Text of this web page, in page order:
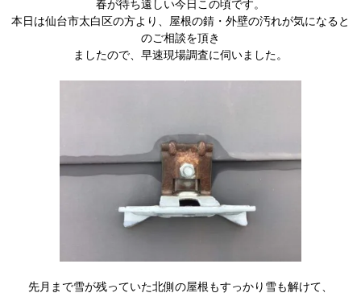
春が待ち遠しい今日この頃です。
本日は仙台市太白区の方より、屋根の錆・外壁の汚れが気になると
のご相談を頂き
ましたので、早速現場調査に伺いました。
先月まで雪が残っていた北側の屋根もすっかり雪も解けて、